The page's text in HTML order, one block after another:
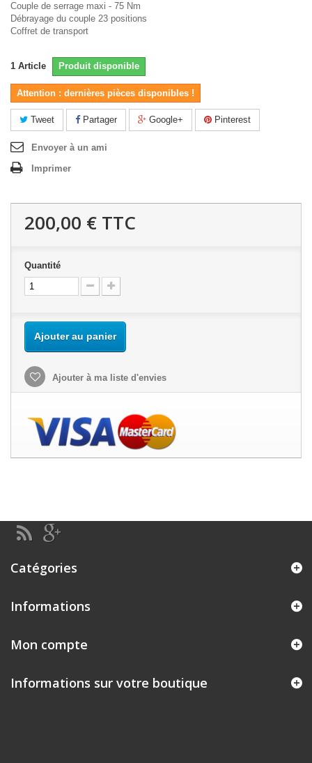
Couple de serrage maxi - 75 Nm
Débrayage du couple 23 positions
Coffret de transport
1 Article Produit disponible
Attention : dernières pièces disponibles !
Tweet Partager Google+ Pinterest
Envoyer à un ami
Imprimer
200,00 € TTC
Quantité
Ajouter au panier
Ajouter à ma liste d'envies
Catégories
Informations
Mon compte
Informations sur votre boutique